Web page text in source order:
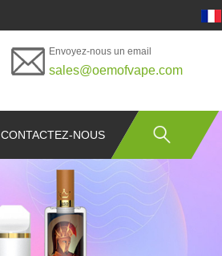
Envoyez-nous un email
sales@oemofvape.com
CONTACTEZ-NOUS